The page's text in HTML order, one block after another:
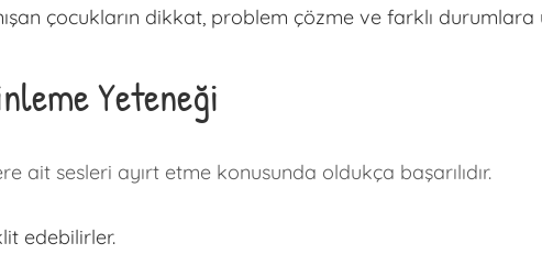
çocukların dikkat, problem çözme ve farklı
Yeteneği
ait sesleri ayırt etme konusunda oldukça başarılıdır.
edebilirler.